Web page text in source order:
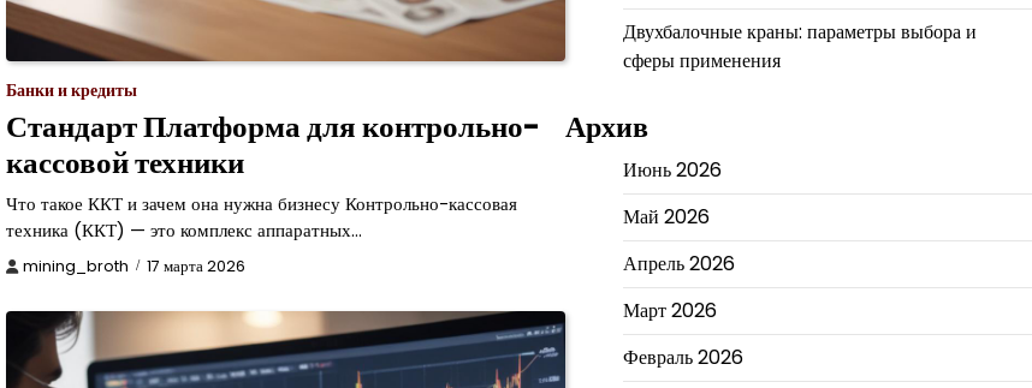
Банки и кредиты
Стандарт Платформа для контрольно-
кассовой техники
Что такое ККТ и зачем она нужна бизнесу Контрольно-кассовая
техника (ККТ) — это комплекс аппаратных…
mining_broth 17 марта 2026
Двухбалочные краны: параметры выбора и
сферы применения
Архив
Июнь 2026
Май 2026
Апрель 2026
Март 2026
Февраль 2026